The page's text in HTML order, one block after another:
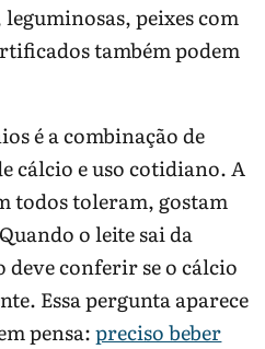
peixes com
também podem
é a combinação de
cálcio e uso cotidiano. A
todos toleram, gostam
o leite sai da
conferir se o cálcio
Essa pergunta aparece
pensa:preciso beber